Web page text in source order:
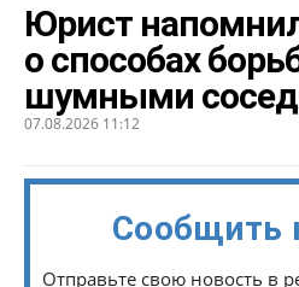
Юрист
о способах
шумными
07.08.2026 11:12
Сообщить
Отправьте свою новость в